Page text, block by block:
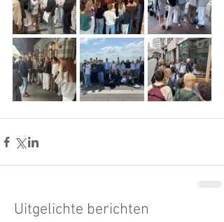
Uitgelichte berichten